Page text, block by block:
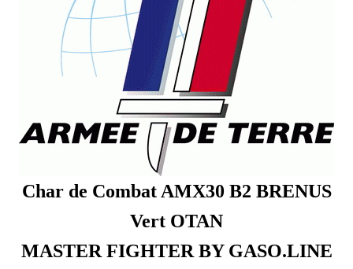
Char de Combat AMX30 B2 BRENUS
Vert OTAN
MASTER FIGHTER BY GASO.LINE